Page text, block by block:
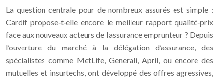
La question centrale pour de nombreux assurés est simple :
Cardif propose‑t‑elle encore le meilleur rapport qualité‑prix
face aux nouveaux acteurs de l’assurance emprunteur ? Depuis
l’ouverture du marché à la délégation d’assurance, des
spécialistes comme MetLife, Generali, April, ou encore des
mutuelles et insurtechs, ont développé des offres agressives,